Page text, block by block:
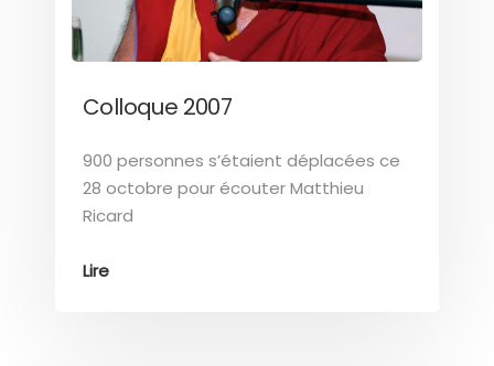
Colloque 2007
900 personnes s’étaient déplacées ce
28 octobre pour écouter Matthieu
Ricard
Lire